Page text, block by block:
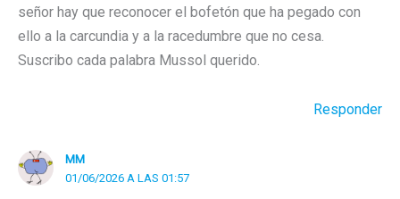
señor hay que reconocer el bofetón que ha pegado con
ello a la carcundia y a la racedumbre que no cesa.
Suscribo cada palabra Mussol querido.
Responder
MM
01/06/2026 A LAS 01:57